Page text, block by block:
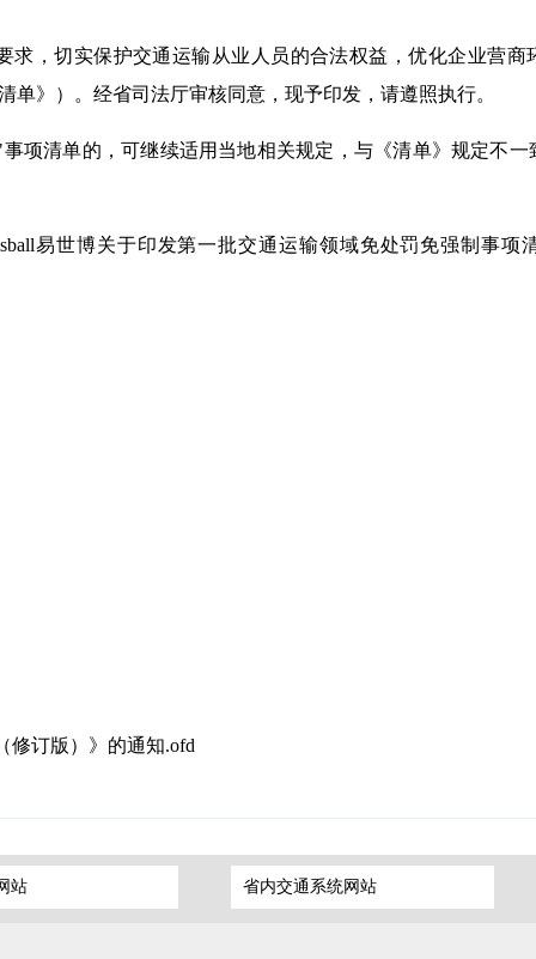
，切实保护交通运输从业人员的合法权益，优化企业营商
单》）。经省司法厅审核同意，现予印发，请遵照执行。
项清单的，可继续适用当地相关规定，与《清单》规定不一
易世博关于印发第一批交通运输领域免处罚免强制事项
修订版）》的通知.ofd
站 省内交通系统网站